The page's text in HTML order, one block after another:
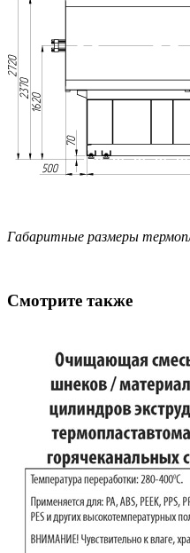
Габаритные размеры
Смотрите также